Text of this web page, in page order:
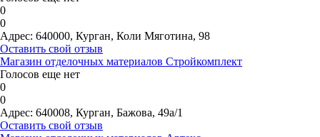
0
0
Адрес: 640000, Курган, Коли Мяготина, 98
Оставить свой отзыв
Магазин отделочных материалов Стройкомплект
Голосов еще нет
0
0
Адрес: 640008, Курган, Бажова, 49а/1
Оставить свой отзыв